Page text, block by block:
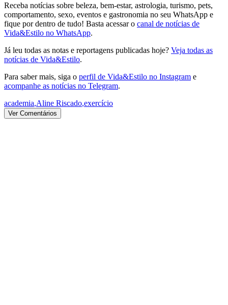
Receba notícias sobre beleza, bem-estar, astrologia, turismo, pets,
comportamento, sexo, eventos e gastronomia no seu WhatsApp e
fique por dentro de tudo! Basta acessar o canal de notícias de
Vida&Estilo no WhatsApp.
Já leu todas as notas e reportagens publicadas hoje? Veja todas as
notícias de Vida&Estilo.
Para saber mais, siga o perfil de Vida&Estilo no Instagram e
acompanhe as notícias no Telegram.
academia,Aline Riscado,exercício
Ver Comentários